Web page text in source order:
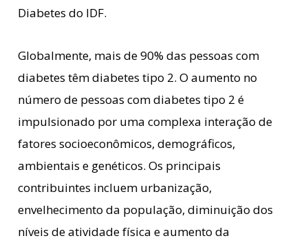
Diabetes do IDF.
Globalmente, mais de 90% das pessoas com
diabetes têm diabetes tipo 2. O aumento no
número de pessoas com diabetes tipo 2 é
impulsionado por uma complexa interação de
fatores socioeconômicos, demográficos,
ambientais e genéticos. Os principais
contribuintes incluem urbanização,
envelhecimento da população, diminuição dos
níveis de atividade física e aumento da